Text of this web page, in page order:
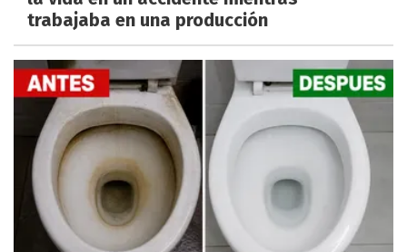
trabajaba en una producción